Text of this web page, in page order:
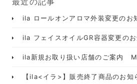
ila ロールオンアロマ外装変更のお
ila フェイスオイルGR容器変更の
ila新規お取り扱い店舗のご案内
【ila<イラ>】販売終了商品のお知